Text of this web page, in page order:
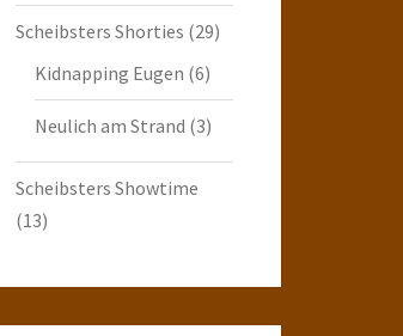
Scheibsters Shorties (29)
Kidnapping Eugen (6)
Neulich am Strand (3)
Scheibsters Showtime
(13)